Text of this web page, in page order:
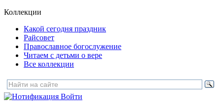
Коллекции
Какой сегодня праздник
Райсовет
Православное богослужение
Читаем с детьми о вере
Все коллекции
Войти